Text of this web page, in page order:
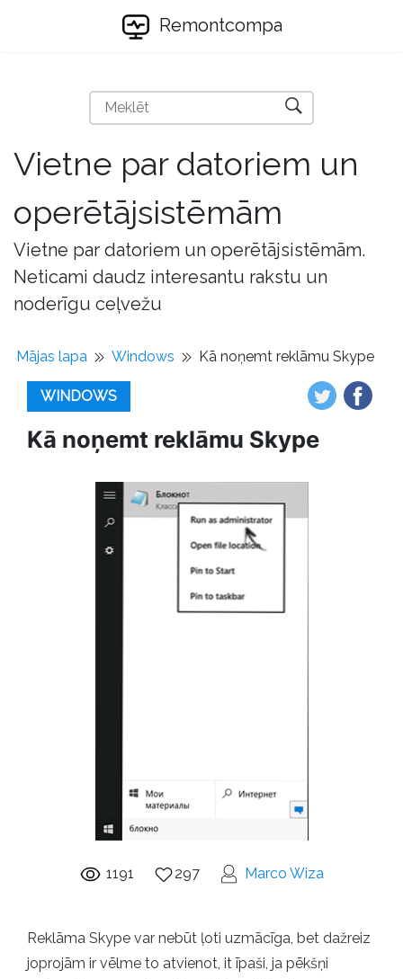
Remontcompa
Vietne par datoriem un
operētājsistēmām
Vietne par datoriem un operētājsistēmām.
Neticami daudz interesantu rakstu un
noderīgu ceļvežu
Mājas lapa Windows Kā noņemt reklāmu Skype
WINDOWS
Kā noņemt reklāmu Skype
1191 297 Marco Wiza
Reklāma Skype var nebūt ļoti uzmācīga, bet dažreiz
joprojām ir vēlme to atvienot, it īpaši, ja pēkšņi